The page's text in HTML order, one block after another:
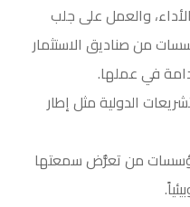
والعمل على جلب
من صناديق الاستثمار
في عملها.
الدولية مثل إطار
من تعرُّض سمعتها